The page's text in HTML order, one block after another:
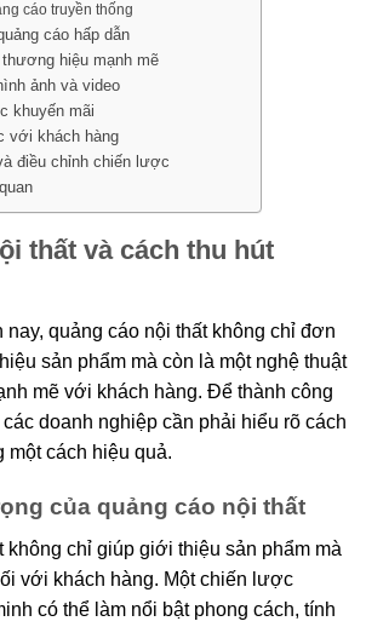
cáo truyền thống
cáo hấp dẫn
hiệu mạnh mẽ
ảnh và video
khuyến mãi
với khách hàng
điều chỉnh chiến lược
thất và cách thu hút
nay, quảng cáo nội thất không chỉ đơn
sản phẩm mà còn là một nghệ thuật
mẽ với khách hàng. Để thành công
doanh nghiệp cần phải hiểu rõ cách
một cách hiệu quả.
của quảng cáo nội thất
không chỉ giúp giới thiệu sản phẩm mà
với khách hàng. Một chiến lược
có thể làm nổi bật phong cách, tính